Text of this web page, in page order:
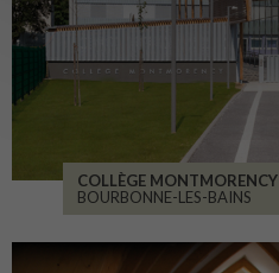
COLLÈGE MONTMORENCY
BOURBONNE-LES-BAINS